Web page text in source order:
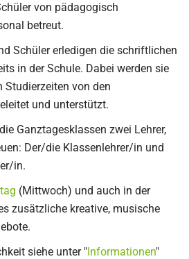
von pädagogisch
betreut.
Schüler erledigen die schriftlichen
in der Schule. Dabei werden sie
Studierzeiten von den
und unterstützt.
Ganztagesklassen zwei Lehrer,
Der/die Klassenlehrer/in und
in.
(Mittwoch) und auch in der
zusätzliche kreative, musische
siehe unter "Informationen"